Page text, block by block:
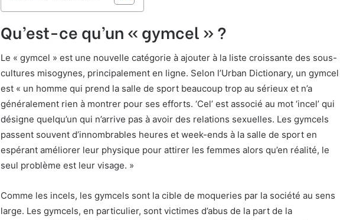
Qu’est-ce qu’un « gymcel » ?
Le « gymcel » est une nouvelle catégorie à ajouter à la liste croissante des sous-
cultures misogynes, principalement en ligne. Selon l’Urban Dictionary, un gymcel
est « un homme qui prend la salle de sport beaucoup trop au sérieux et n’a
généralement rien à montrer pour ses efforts. ‘Cel’ est associé au mot ‘incel’ qui
désigne quelqu’un qui n’arrive pas à avoir des relations sexuelles. Les gymcels
passent souvent d’innombrables heures et week-ends à la salle de sport en
espérant améliorer leur physique pour attirer les femmes alors qu’en réalité, le
seul problème est leur visage. »
Comme les incels, les gymcels sont la cible de moqueries par la société au sens
large. Les gymcels, en particulier, sont victimes d’abus de la part de la